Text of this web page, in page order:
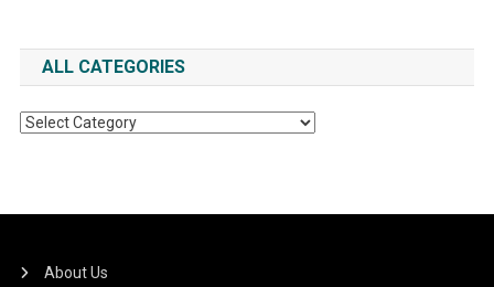
ALL CATEGORIES
All
About Us